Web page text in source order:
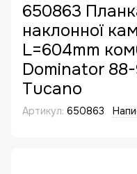
650863
наклонної
L=604mm
Dominator
Tucano
Артикул: 650863